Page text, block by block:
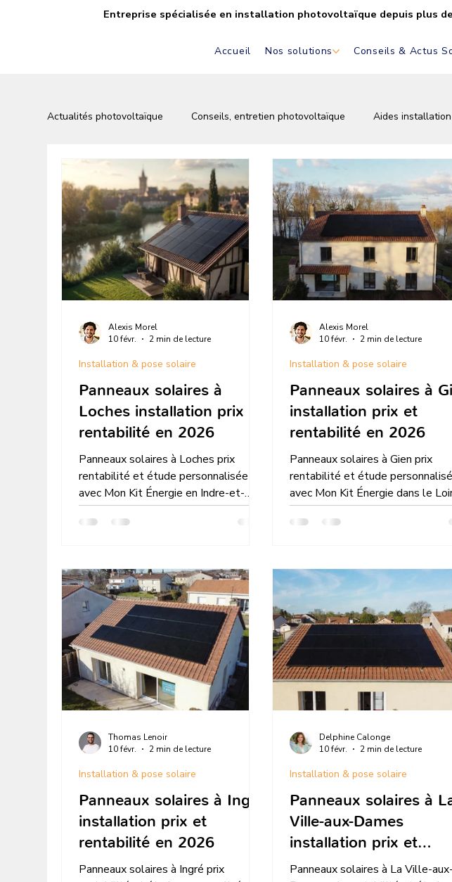
Entreprise spécialisée en installation photovoltaïque depuis plus
Accueil Nos solutions Conseils & Actus
Actualités photovoltaïque Conseils, entretien photovoltaïque Aides
Réalisations Sol’Air Bâtiment FAQ solaire & photovoltaïque
Batterie & stockage solaire Équipements & innovations Écologie &
Panneaux solaires à
Loches installation prix et
rentabilité en 2026
Panneaux solaires à Loches prix
rentabilité et étude personnalisée
avec Mon Kit Énergie en Indre-et-
Loire simulation gratuite
Installation & pose solaire
Alexis Morel
10 févr.
2 min de lecture
Panneaux solaires à
installation prix et
rentabilité en 2026
Panneaux solaires à Gien prix
rentabilité et étude
avec Mon Kit Énergie dans le
simulation gratuite
Installation & pose solaire
Alexis Morel
10 févr.
2 min de lecture
Panneaux solaires à Ingré
installation prix et
rentabilité en 2026
Panneaux solaires à Ingré prix
Installation & pose solaire
Thomas Lenoir
10 févr.
2 min de lecture
Panneaux solaires à
Ville-aux-Dames
installation prix et
rentabilité en 2026
Panneaux solaires à La Ville-aux-
Installation & pose solaire
Delphine Calonge
10 févr.
2 min de lecture